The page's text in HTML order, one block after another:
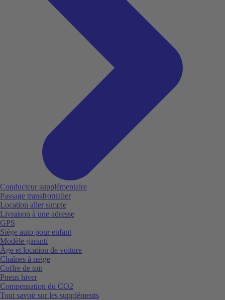
Conducteur supplémentaire
Passage transfrontalier
Location aller simple
Livraison à une adresse
GPS
Siège auto pour enfant
Modèle garanti
Âge et location de voiture
Chaînes à neige
Coffre de toit
Pneus hiver
Compensation du CO2
Tout savoir sur les suppléments